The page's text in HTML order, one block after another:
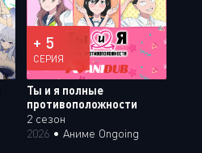
+ 5
СЕРИЯ
Ты и я полные
противоположности
2 сезон
2026 • Аниме Ongoing